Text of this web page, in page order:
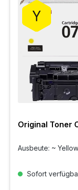
Original Toner
Ausbeute: ~
Sofort